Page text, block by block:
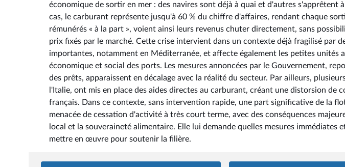
économique de sortir en mer : des navires sont déjà à quai et d'autres s'apprêtent
cas, le carburant représente jusqu'à 60 % du chiffre d'affaires, rendant chaque
rémunérés « à la part », voient ainsi leurs revenus chuter directement, sans
prix fixés par le marché. Cette crise intervient dans un contexte déjà fragilisé par
importantes, notamment en Méditerranée, et affecte également les petites unités
économique et social des ports. Les mesures annoncées par le Gouvernement,
des prêts, apparaissent en décalage avec la réalité du secteur. Par ailleurs,
l'Italie, ont mis en place des aides directes au carburant, créant une distorsion de
français. Dans ce contexte, sans intervention rapide, une part significative de la
menacée de cessation d'activité à très court terme, avec des conséquences
local et la souveraineté alimentaire. Elle lui demande quelles mesures immédiates
mettre en œuvre pour soutenir la filière.